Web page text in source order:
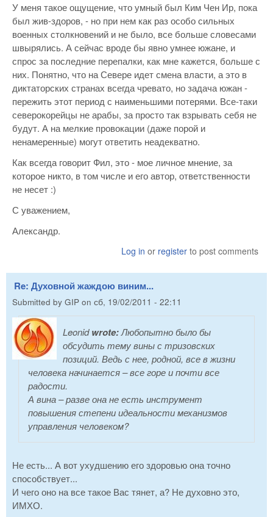
У меня такое ощущение, что умный был Ким Чен Ир, пока
был жив-здоров, - но при нем как раз особо сильных
военных столкновений и не было, все больше словесами
швырялись. А сейчас вроде бы явно умнее южане, и
спрос за последние перепалки, как мне кажется, больше с
них. Понятно, что на Севере идет смена власти, а это в
диктаторских странах всегда чревато, но задача южан -
пережить этот период с наименьшими потерями. Все-таки
северокорейцы не арабы, за просто так взрывать себя не
будут. А на мелкие провокации (даже порой и
ненамеренные) могут ответить неадекватно.
Как всегда говорит Фил, это - мое личное мнение, за
которое никто, в том числе и его автор, ответственности
не несет :)
С уважением,
Александр.
Log in or register to post comments
Re: Духовной жаждою виним...
Submitted by GIP on сб, 19/02/2011 - 22:11
Leonidwrote:Любопытно было бы
обсудить тему вины с тризовских
позиций. Ведь с нее, родной, все в жизни
человека начинается – все горе и почти все
радости.
А вина – разве она не есть инструмент
повышения степени идеальности механизмов
управления человеком?
Не есть... А вот ухудшению его здоровью она точно
способствует...
И чего оно на все такое Вас тянет, а? Не духовно это,
ИМХО.